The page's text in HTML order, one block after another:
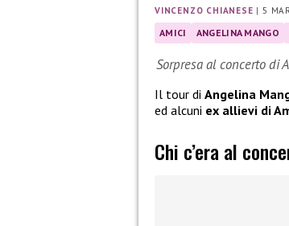
VINCENZO CHIANESE | 5
AMICI ANGELINA MANGO
Sorpresa al concerto di
Il tour di Angelina
ed alcuni ex allievi di
Chi c’era al